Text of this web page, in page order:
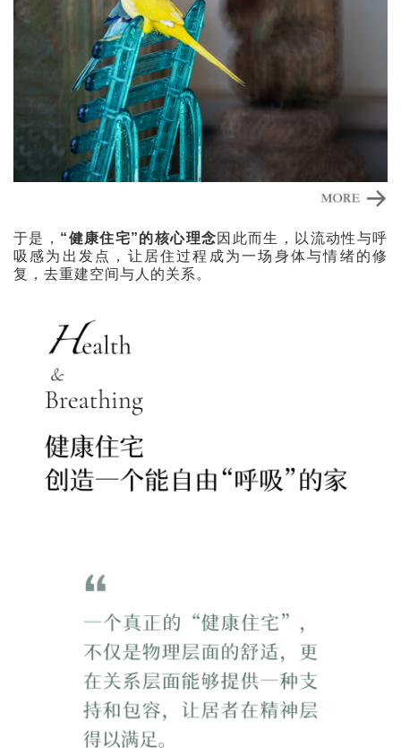
于是， “健康住宅”的核心理念因此而生，以流动性与呼
吸感为出发点，让居住过程成为一场身体与情绪的修
复，去重建空间与人的关系。